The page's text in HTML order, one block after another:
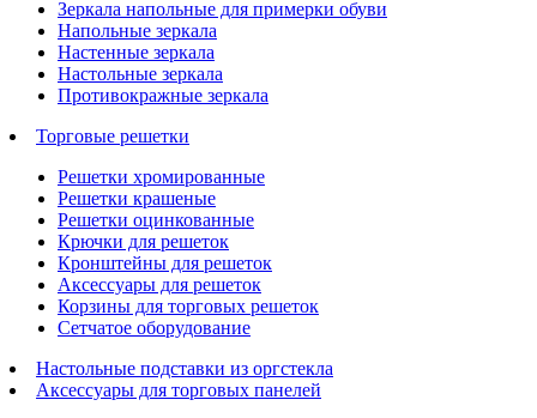
Зеркала напольные для примерки обуви
Напольные зеркала
Настенные зеркала
Настольные зеркала
Противокражные зеркала
Торговые решетки
Решетки хромированные
Решетки крашеные
Решетки оцинкованные
Крючки для решеток
Кронштейны для решеток
Аксессуары для решеток
Корзины для торговых решеток
Сетчатое оборудование
Настольные подставки из оргстекла
Аксессуары для торговых панелей